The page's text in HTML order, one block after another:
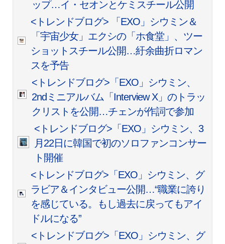
ップ…イ・セオンとケミスチール公開
<トレンドブログ> 「EXO」シウミン＆
「宇宙少女」エクシの「ホ食堂」、ツー
ショットスチール公開…紆余曲折ロマン
スを予告
<トレンドブログ>「EXO」シウミン、
2ndミニアルバム「Interview X」のトラッ
クリストを公開…チェンが作詞で参加
<トレンドブログ>「EXO」シウミン、3
月22日に韓国で初のソロファンコンサー
ト開催
<トレンドブログ>「EXO」シウミン、グ
ラビア＆インタビュー公開…“職業に誇り
を感じている。もし過去に戻ってもアイ
ドルになる”
<トレンドブログ>「EXO」シウミン、グ